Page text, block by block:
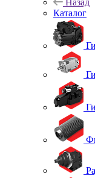
Назад
Каталог